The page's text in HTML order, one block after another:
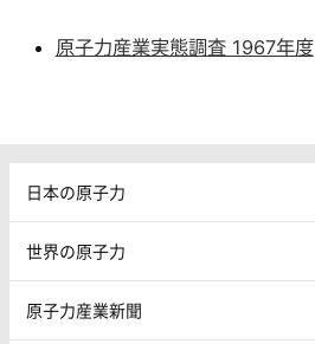
原子力産業実態調査 1967年度
日本の原子力
世界の原子力
原子力産業新聞